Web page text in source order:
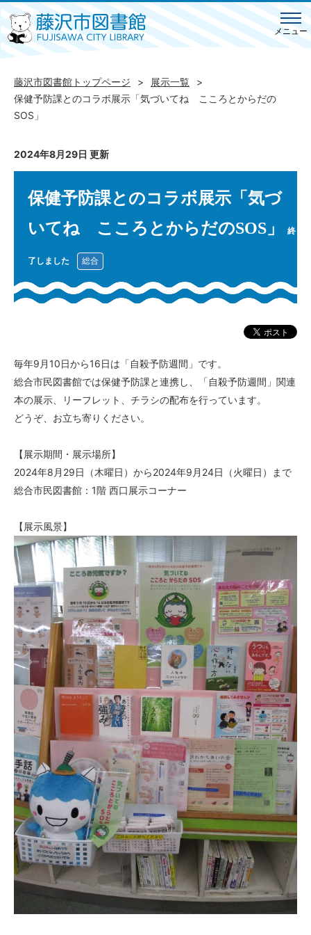
メニュー
藤沢市図書館トップページ
展示一覧
保健予防課とのコラボ展示「気づいてね こころとからだの
SOS」
2024年8月29日 更新
保健予防課とのコラボ展示「気づ
いてね こころとからだのSOS」
終
了しました 総合
毎年9月10日から16日は「自殺予防週間」です。
総合市民図書館では保健予防課と連携し、「自殺予防週間」関連
本の展示、リーフレット、チラシの配布を行っています。
どうぞ、お立ち寄りください。
【展示期間・展示場所】
2024年8月29日（木曜日）から2024年9月24日（火曜日）まで
総合市民図書館：1階 西口展示コーナー
【展示風景】